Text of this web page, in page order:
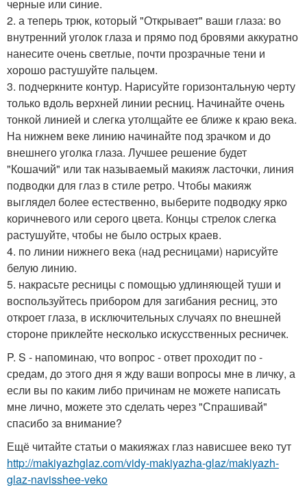
черные или синие.
2. а теперь трюк, который "Открывает" ваши глаза: во
внутренний уголок глаза и прямо под бровями аккуратно
нанесите очень светлые, почти прозрачные тени и
хорошо растушуйте пальцем.
3. подчеркните контур. Нарисуйте горизонтальную черту
только вдоль верхней линии ресниц. Начинайте очень
тонкой линией и слегка утолщайте ее ближе к краю века.
На нижнем веке линию начинайте под зрачком и до
внешнего уголка глаза. Лучшее решение будет
"Кошачий" или так называемый макияж ласточки, линия
подводки для глаз в стиле ретро. Чтобы макияж
выглядел более естественно, выберите подводку ярко
коричневого или серого цвета. Концы стрелок слегка
растушуйте, чтобы не было острых краев.
4. по линии нижнего века (над ресницами) нарисуйте
белую линию.
5. накрасьте ресницы с помощью удлиняющей туши и
воспользуйтесь прибором для загибания ресниц, это
откроет глаза, в исключительных случаях по внешней
стороне приклейте несколько искусственных ресничек.
P. S - напоминаю, что вопрос - ответ проходит по -
средам, до этого дня я жду ваши вопросы мне в личку, а
если вы по каким либо причинам не можете написать
мне лично, можете это сделать через "Спрашивай"
спасибо за внимание?
Ещё читайте статьи о макияжах глаз нависшее веко тут
http://makiyazhglaz.com/vidy-makiyazha-glaz/makiyazh-
glaz-navisshee-veko